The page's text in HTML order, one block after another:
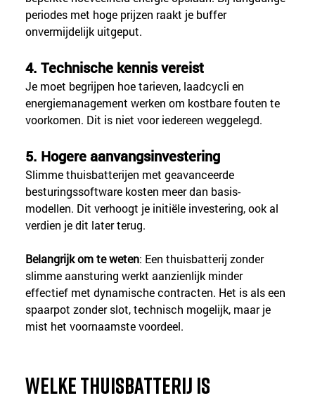
periodes met hoge prijzen raakt je buffer
onvermijdelijk uitgeput.
4. Technische kennis vereist
Je moet begrijpen hoe tarieven, laadcycli en
energiemanagement werken om kostbare fouten te
voorkomen. Dit is niet voor iedereen weggelegd.
5. Hogere aanvangsinvestering
Slimme thuisbatterijen met geavanceerde
besturingssoftware kosten meer dan basis-
modellen. Dit verhoogt je initiële investering, ook al
verdien je dit later terug.
Belangrijk om te weten: Een thuisbatterij zonder
slimme aansturing werkt aanzienlijk minder
effectief met dynamische contracten. Het is als een
spaarpot zonder slot, technisch mogelijk, maar je
mist het voornaamste voordeel.
Welke thuisbatterij is